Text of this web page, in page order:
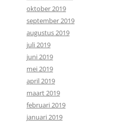
oktober 2019
september 2019
augustus 2019
juli 2019
juni 2019
mei 2019
april 2019
maart 2019
februari 2019
januari 2019